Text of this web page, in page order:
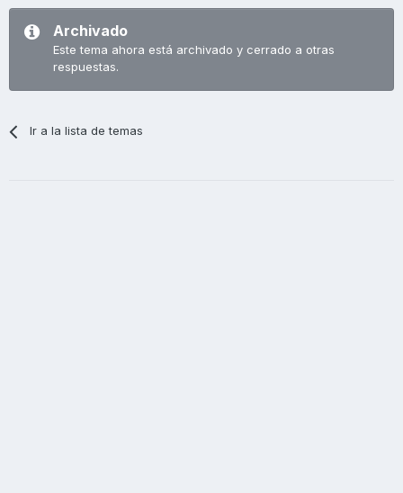
Archivado
Este tema ahora está archivado y cerrado a otras
respuestas.
Ir a la lista de temas